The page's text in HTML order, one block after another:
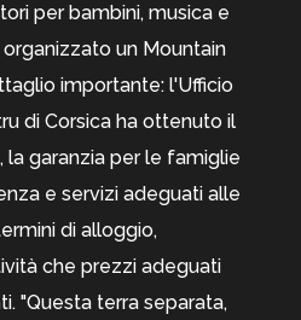
per bambini, musica e
un Mountain
importante: l'Ufficio
di Corsica ha ottenuto il
la garanzia per le famiglie
e servizi adeguati alle
di alloggio,
che prezzi adeguati
"Questa terra separata,